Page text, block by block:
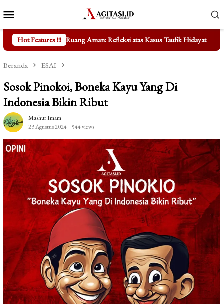
ke
kontenMobile
Hot Features !!!
Refleksi atas Kasus Taufik Hidayat Mengungkap Fakta di
Beranda ESAI
Sosok Pinokoi, Boneka Kayu Yang Di
Indonesia Bikin Ribut
Mashur Imam
23 Agustus 2024
544 views